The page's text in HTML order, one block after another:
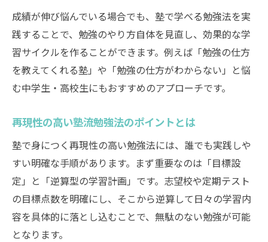
勉強の仕方がわからない悩みを塾で解消
塾の指導で自分に合う勉強法が見つかる
塾の先生が勉強法を丁寧にアドバイス
塾なら実践しやすい勉強法を体験できる
塾なし学習と塾を使った勉強法の違い
塾に行かない人の勉強法と塾活用のコツ
塾を使った学習で得られるサポートの特徴
塾が教える勉強法と自宅学習の違いとは
塾活用で得られる計画性と継続力のメリッ
ト
塾の勉強法で成績アップを実現する秘訣
成績が伸び悩んでいる場合でも、塾で学べる勉強法を実
践することで、勉強のやり方自体を見直し、効果的な学
習サイクルを作ることができます。例えば「勉強の仕方
を教えてくれる塾」や「勉強の仕方がわからない」と悩
む中学生・高校生にもおすすめのアプローチです。
再現性の高い塾流勉強法のポイントとは
塾で身につく再現性の高い勉強法には、誰でも実践しや
すい明確な手順があります。まず重要なのは「目標設
定」と「逆算型の学習計画」です。志望校や定期テスト
の目標点数を明確にし、そこから逆算して日々の学習内
容を具体的に落とし込むことで、無駄のない勉強が可能
となります。